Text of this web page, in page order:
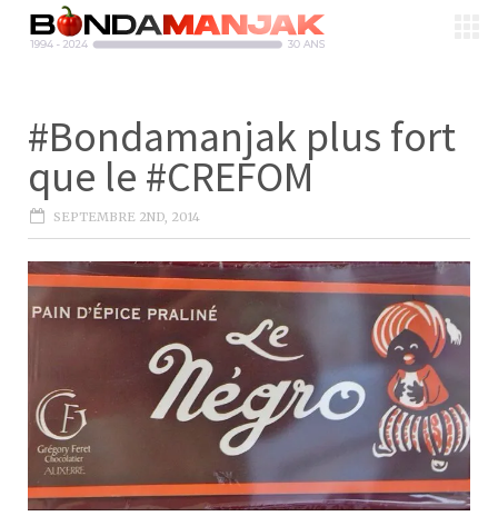
#Bondamanjak plus fort
que le #CREFOM
SEPTEMBRE 2ND, 2014